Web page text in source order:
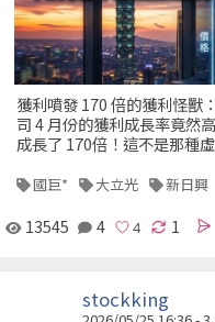
獲利噴發 170 倍的獲利怪獸
司 4 月份的獲利成長率竟然
成長了 170倍！這不是那種
國巨* 大立光 新日興
13545 4 1
stockking